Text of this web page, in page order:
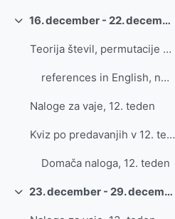
Skrči 16. december - 22. december
Teorija števil, permutacije - izročki predavanj
references in English, number theory, permutations
Naloge za vaje, 12. teden
Kviz po predavanjih v 12. tednu
Domača naloga, 12. teden
Skrči 23. december - 29. december